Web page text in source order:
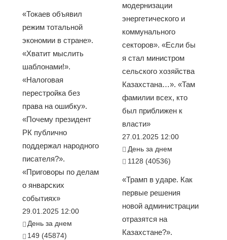
«Токаев объявил
режим тотальной
экономии в стране».
«Хватит мыслить
шаблонами!».
«Налоговая
перестройка без
права на ошибку».
«Почему президент
РК публично
поддержал народного
писателя?».
«Приговоры по делам
о январских
событиях»
29.01.2025 12:00
День за днем
149 (45874)
модернизации
энергетического и
коммунального
секторов». «Если бы
я стал министром
сельского хозяйства
Казахстана…». «Там
фамилии всех, кто
был приближен к
власти»
27.01.2025 12:00
День за днем
1128 (40536)
«Трамп в ударе. Как
первые решения
новой администрации
отразятся на
Казахстане?».